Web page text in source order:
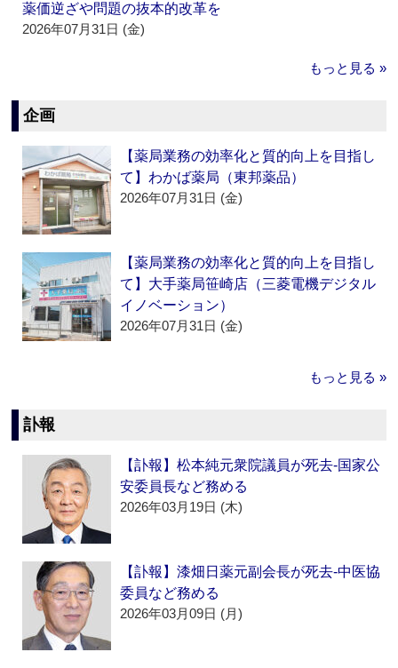
薬価逆ざや問題の抜本的改革を
2026年07月31日 (金)
もっと見る »
企画
【薬局業務の効率化と質的向上を目指し
て】わかば薬局（東邦薬品）
2026年07月31日 (金)
【薬局業務の効率化と質的向上を目指し
て】大手薬局笹崎店（三菱電機デジタル
イノベーション）
2026年07月31日 (金)
もっと見る »
訃報
【訃報】松本純元衆院議員が死去‐国家公
安委員長など務める
2026年03月19日 (木)
【訃報】漆畑日薬元副会長が死去‐中医協
委員など務める
2026年03月09日 (月)